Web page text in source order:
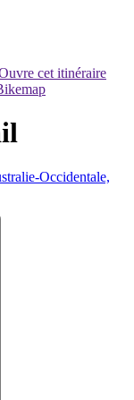
cet itinéraire
Occidentale,